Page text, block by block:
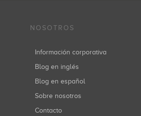
NOSOTROS
Información corporativa
Blog en inglés
Blog en español
Sobre nosotros
Contacto